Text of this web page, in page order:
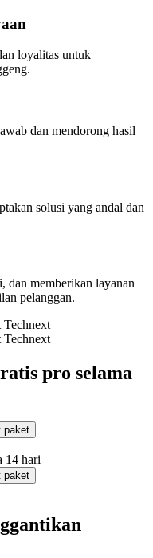
loyalitas untuk
dan mendorong hasil
solusi yang andal dan
dan memberikan layanan
pelanggan.
pro selama
paket
14 hari
paket